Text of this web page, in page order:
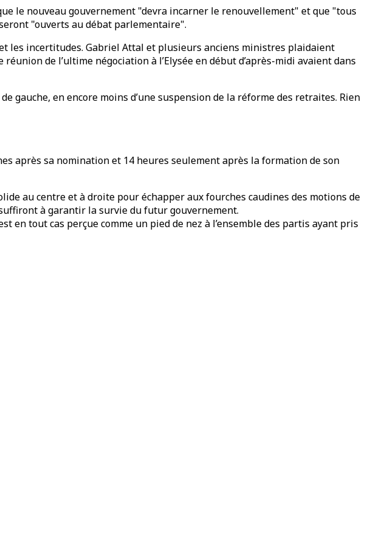
le nouveau gouvernement "devra incarner le renouvellement" et que "tous
"ouverts au débat parlementaire".
les incertitudes. Gabriel Attal et plusieurs anciens ministres plaidaient
de l’ultime négociation à l’Elysée en début d’après-midi avaient dans
gauche, en encore moins d’une suspension de la réforme des retraites. Rien
après sa nomination et 14 heures seulement après la formation de son
au centre et à droite pour échapper aux fourches caudines des motions de
à garantir la survie du futur gouvernement.
en tout cas perçue comme un pied de nez à l’ensemble des partis ayant pris